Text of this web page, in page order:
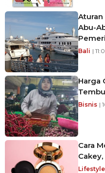
Aturan
Abu-
Bali |
Harga
Bisnis |
Cara
Lifestyle